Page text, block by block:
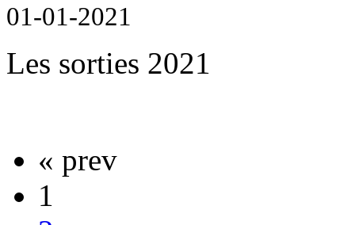
01-01-2021
Les sorties 2021
« prev
1